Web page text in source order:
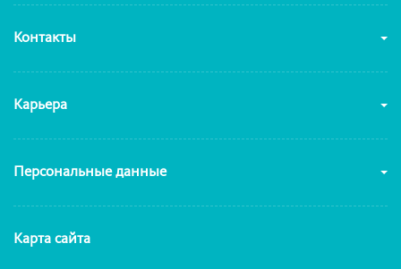
Контакты
Карьера
Персональные данные
Карта сайта